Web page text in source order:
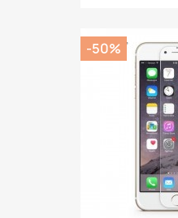
-50%